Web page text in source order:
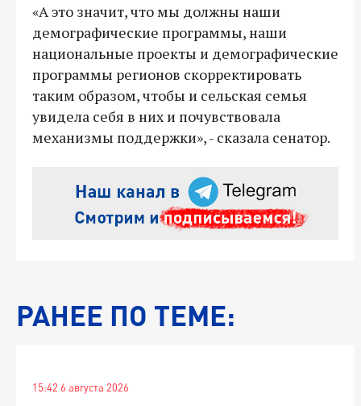
«А это значит, что мы должны наши
демографические программы, наши
национальные проекты и демографические
программы регионов скорректировать
таким образом, чтобы и сельская семья
увидела себя в них и почувствовала
механизмы поддержки», - сказала сенатор.
РАНЕЕ ПО ТЕМЕ:
15:42 6 августа 2026